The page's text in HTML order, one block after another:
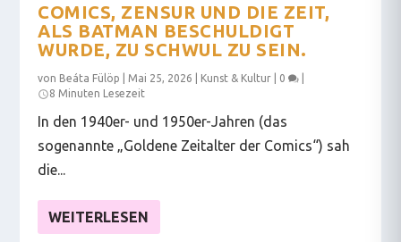
COMICS, ZENSUR UND DIE ZEIT,
ALS BATMAN BESCHULDIGT
WURDE, ZU SCHWUL ZU SEIN.
von Beáta Fülöp Mai 25, 2026 Kunst & Kultur 0
8 Minuten Lesezeit
In den 1940er- und 1950er-Jahren (das
sogenannte „Goldene Zeitalter der Comics“) sah
die...
WEITERLESEN